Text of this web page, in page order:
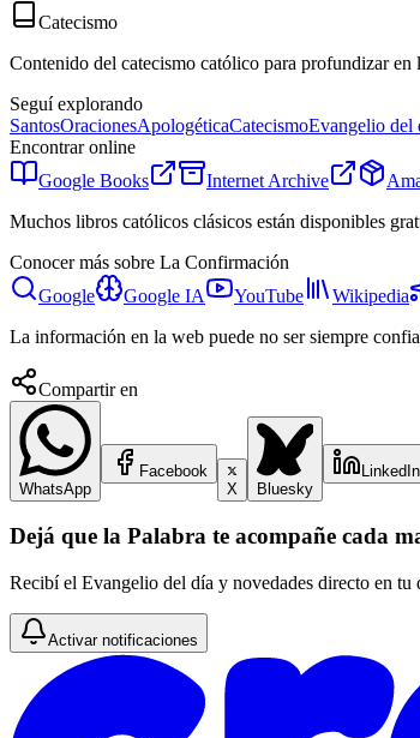
Catecismo
Contenido del catecismo católico para profundizar en
Seguí explorando
SantosOracionesApologéticaCatecismoEvangelio del
Encontrar online
Google Books
Internet Archive
Muchos libros católicos clásicos están disponibles
Conocer más sobre La Confirmación
Google
Google IA YouTube Wikipedia
La información en la web puede no ser siempre
Compartir en
WhatsApp
Facebook
X
Bluesky
LinkedIn
Dejá que la Palabra te acompañe cada
Recibí el Evangelio del día y novedades directo en tu
Activar notificaciones